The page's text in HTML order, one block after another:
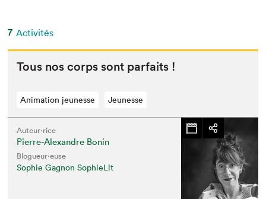
7 Activités
Tous nos corps sont parfaits !
Animation jeunesse Jeunesse
Auteur·rice
Pierre-Alexandre Bonin
Blogueur·euse
Sophie Gagnon SophieLit